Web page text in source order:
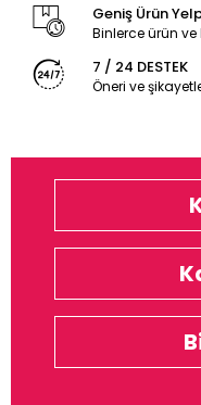
Geniş Ürün
Binlerce ürün
7 / 24 DESTEK
Öneri ve